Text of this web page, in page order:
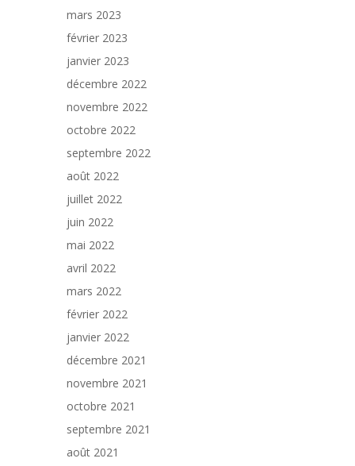
mars 2023
février 2023
janvier 2023
décembre 2022
novembre 2022
octobre 2022
septembre 2022
août 2022
juillet 2022
juin 2022
mai 2022
avril 2022
mars 2022
février 2022
janvier 2022
décembre 2021
novembre 2021
octobre 2021
septembre 2021
août 2021